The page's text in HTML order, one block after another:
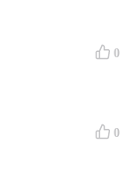
动者
0
0